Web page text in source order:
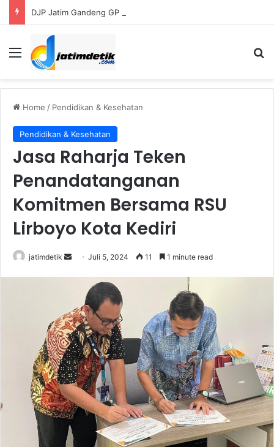
Menu
Home / Pendidikan & Kesehatan
Pendidikan & Kesehatan
Jasa Raharja Teken
Penandatanganan
Komitmen Bersama RSU
Lirboyo Kota Kediri
jatimdetik
a
n
e
m
a
l
Juli 5, 2024 11 1 minute read